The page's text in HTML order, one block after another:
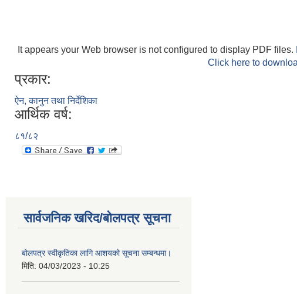
It appears your Web browser is not configured to display PDF files.
Click here to
प्रकार:
ऐन, कानुन तथा निर्देशिका
आर्थिक वर्ष:
८१/८२
सार्वजनिक खरिद/बोलपत्र सूचना
बोलपत्र स्वीकृतिका लागि आशयको सूचना सम्बन्धमा।
मिति: 04/03/2023 - 10:25